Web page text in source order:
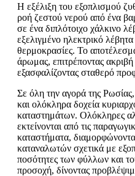
Η εξέλιξη του εξοπλισμού
ροή ζεστού νερού από ένα
σε ένα διπλότοιχο χάλκινο
εξελιγμένο ηλεκτρικό
θερμοκρασίες. Το
άρωμας, επιτρέποντας
εξασφαλίζοντας σταθερό
Σε όλη την αγορά της
και ολόκληρα δοχεία
καταστημάτων. Ολόκληρες
εκτείνονται από τις
καταστήματα,
καταναλωτών σχετικά με
ποσότητες των φύλλων και
προσοχή, δίνοντας